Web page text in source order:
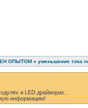
ОПЫТОМ » уменьшение тока
и LED драйверах.
информацию!